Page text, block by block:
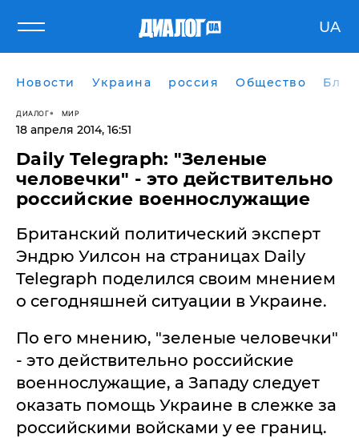
UA
Новости Украина россия Общество
ДИАЛОГ МИР
18 апреля 2014, 16:51
Daily Telegraph: "Зеленые
человечки" - это действительно
российские военнослужащие
Британский политический эксперт
Эндрю Уилсон на страницах Daily
Telegraph поделился своим мнением
о сегодняшней ситуации в Украине.
По его мнению, "зеленые человечки"
- это действительно российские
военнослужащие, а Западу следует
оказать помощь Украине в слежке за
российскими войсками у ее границ.